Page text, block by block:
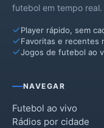
futebol em tempo real.
Player rápido, sem
Favoritas e recentes
Jogos de futebol ao
NAVEGAR
Futebol ao vivo
Rádios por cidade